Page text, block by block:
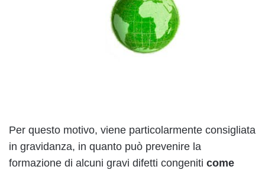
Per questo motivo, viene particolarmente consigliata
in gravidanza, in quanto può prevenire la
formazione di alcuni gravi difetti congeniti come